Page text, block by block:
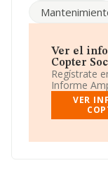
de importación
B98203573,
núm. 158,
Valenciana.
En relación con
hasta 438
asciende a
alcanza los 26
Ver el
Copter
Regístrate
Informe
VER